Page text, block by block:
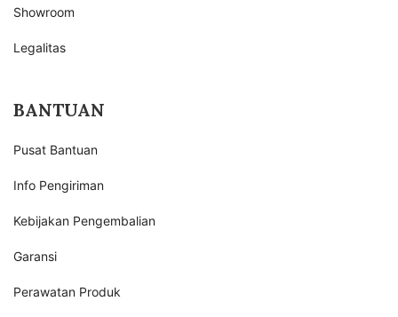
Showroom
Legalitas
BANTUAN
Pusat Bantuan
Info Pengiriman
Kebijakan Pengembalian
Garansi
Perawatan Produk